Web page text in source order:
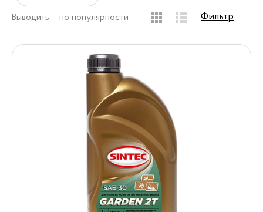
Выводить: по популярности Фильтр